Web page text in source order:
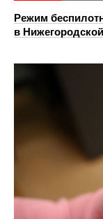
Режим
в